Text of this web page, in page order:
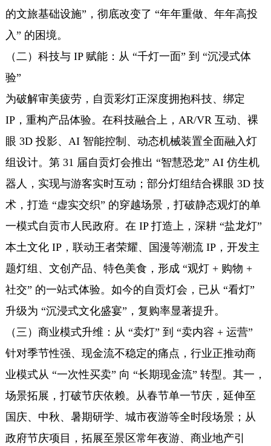
的文旅基础设施”，彻底改变了 “年年重做、年年高投
入” 的困境。
（二）科技与 IP 赋能：从 “千灯一面” 到 “沉浸式体
验”
为破解审美疲劳，自贡彩灯正深度拥抱科技、绑定
IP，重构产品体验。在科技融合上，AR/VR 互动、裸
眼 3D 投影、AI 智能控制、动态机械装置全面融入灯
组设计。第 31 届自贡灯会推出 “智慧恐龙” AI 仿生机
器人，实现与游客实时互动；部分灯组结合裸眼 3D 技
术，打造 “虚实交织” 的穿越场景，打破静态观灯的单
一模式自贡市人民政府。在 IP 打造上，深耕 “盐龙灯”
本土文化 IP，联动王者荣耀、国漫等潮流 IP，开发主
题灯组、文创产品、特色美食，形成 “观灯 + 购物 +
社交” 的一站式体验。如今的自贡灯会，已从 “看灯”
升级为 “沉浸式文化盛宴”，复购率显著提升。
（三）商业模式升维：从 “卖灯” 到 “卖内容 + 运营”
针对季节性强、现金流不稳定的痛点，行业正推动商
业模式从 “一次性买卖” 向 “长期现金流” 转型。其一，
场景拓展，打破节庆依赖。从春节单一节庆，延伸至
国庆、中秋、暑期研学、城市夜游等全时段场景；从
政府节庆项目，拓展至景区常年夜游、商业地产引